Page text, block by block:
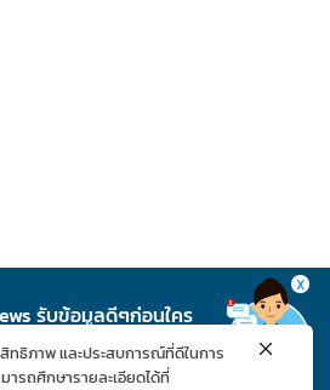
รับข้อมูลดีๆก่อนใคร
X
ทธิภาพ และประสบการณ์ที่ดีในการ
รถศึกษารายละเอียดได้ที่